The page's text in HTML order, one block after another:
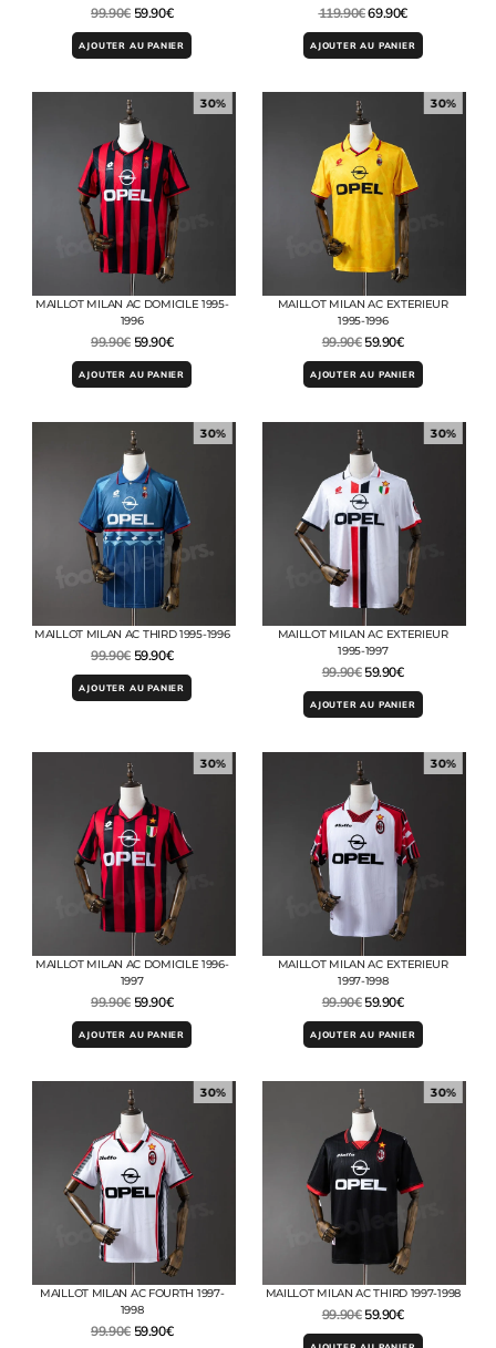
99.90€ 59.90€
AJOUTER AU PANIER
119.90€69.90€
AJOUTER AU PANIER
30%
MAILLOT MILAN AC DOMICILE 1995-
1996
99.90€ 59.90€
AJOUTER AU PANIER
30%
MAILLOT MILAN AC EXTERIEUR
1995-1996
99.90€ 59.90€
AJOUTER AU PANIER
30%
MAILLOT MILAN AC THIRD 1995-1996
99.90€ 59.90€
AJOUTER AU PANIER
30%
MAILLOT MILAN AC EXTERIEUR
1995-1997
99.90€ 59.90€
AJOUTER AU PANIER
30%
MAILLOT MILAN AC DOMICILE 1996-
1997
99.90€ 59.90€
AJOUTER AU PANIER
30%
MAILLOT MILAN AC EXTERIEUR
1997-1998
99.90€ 59.90€
AJOUTER AU PANIER
30%
MAILLOT MILAN AC FOURTH 1997-
1998
99.90€ 59.90€
30%
MAILLOT MILAN AC THIRD 1997-1998
99.90€ 59.90€